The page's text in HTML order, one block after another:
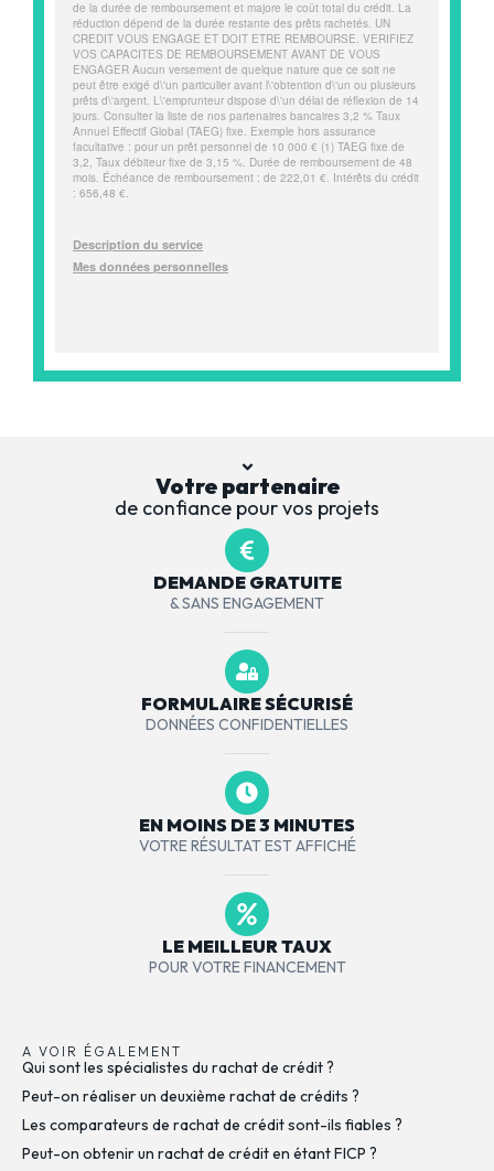
Votre partenaire
de confiance pour vos projets
DEMANDE GRATUITE
& SANS ENGAGEMENT
FORMULAIRE SÉCURISÉ
DONNÉES CONFIDENTIELLES
EN MOINS DE 3 MINUTES
VOTRE RÉSULTAT EST AFFICHÉ
LE MEILLEUR TAUX
POUR VOTRE FINANCEMENT
A VOIR ÉGALEMENT
Qui sont les spécialistes du rachat de crédit ?
Peut-on réaliser un deuxième rachat de crédits ?
Les comparateurs de rachat de crédit sont-ils fiables ?
Peut-on obtenir un rachat de crédit en étant FICP ?